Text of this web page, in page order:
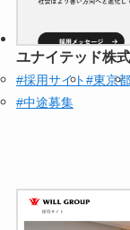
ユナイテッド株
#採用サイト#東京都
#中途募集